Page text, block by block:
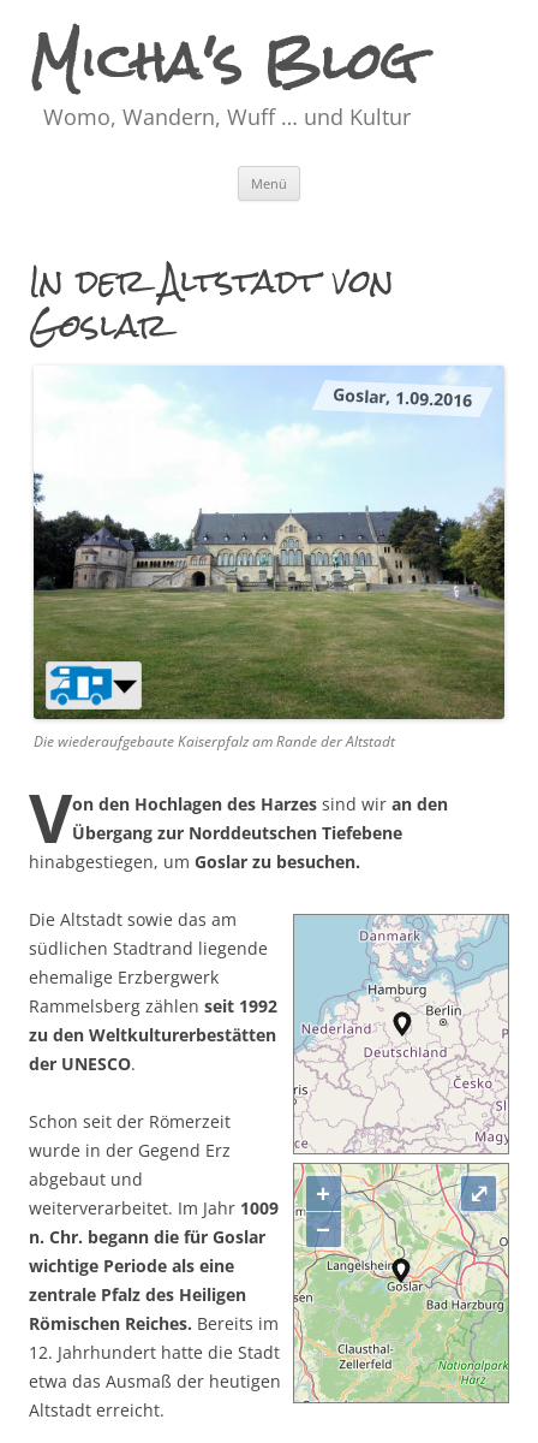
Micha's Blog
Womo, Wandern, Wuff … und Kultur
Menü
In der Altstadt von
Goslar
Goslar, 1.09.2016
Die wiederaufgebaute Kaiserpfalz am Rande der Altstadt
Von den Hochlagen des Harzes sind wir an den
Übergang zur Norddeutschen Tiefebene
hinabgestiegen, um Goslar zu besuchen.
+
−
⤢
Die Altstadt sowie das am
südlichen Stadtrand liegende
ehemalige Erzbergwerk
Rammelsberg zählen seit 1992
zu den Weltkulturerbestätten
der UNESCO.
Schon seit der Römerzeit
wurde in der Gegend Erz
abgebaut und
weiterverarbeitet. Im Jahr 1009
n. Chr. begann die für Goslar
wichtige Periode als eine
zentrale Pfalz des Heiligen
Römischen Reiches. Bereits im
12. Jahrhundert hatte die Stadt
etwa das Ausmaß der heutigen
Altstadt erreicht.